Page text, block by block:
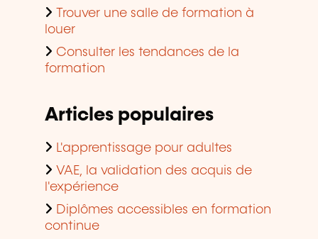
Trouver une salle de formation à
louer
Consulter les tendances de la
formation
Articles populaires
L'apprentissage pour adultes
VAE, la validation des acquis de
l'expérience
Diplômes accessibles en formation
continue